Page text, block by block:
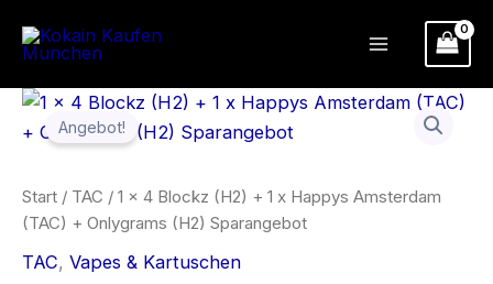
Inhalt
Angebot!
Start / TAC / 1 x 4 Blockz (H2) + 1 x Happys Amsterdam
(TAC) + Onlygrams (H2) Sparangebot
TAC, Vapes & Kartuschen
Ursprünglicher
Preis
war:
€104.70
Aktueller
Preis
ist:
€80.00.
1
4
+
1
x
Happys